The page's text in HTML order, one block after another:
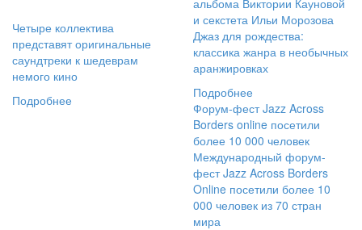
Четыре коллектива
представят оригинальные
саундтреки к шедеврам
немого кино
Подробнее
альбома Виктории Кауновой
и секстета Ильи Морозова
Джаз для рождества:
классика жанра в необычных
аранжировках
Подробнее
Форум-фест Jazz Across
Borders online посетили
более 10 000 человек
Международный форум-
фест Jazz Across Borders
Online посетили более 10
000 человек из 70 стран
мира